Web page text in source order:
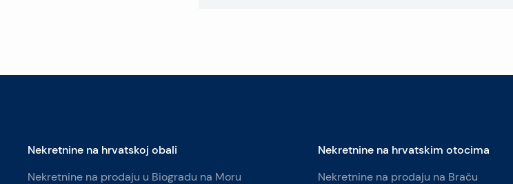
Nekretnine na hrvatskoj obali
Nekretnine na prodaju u Biogradu na Moru
Nekretnine na hrvatskim otocima
Nekretnine na prodaju na Braču